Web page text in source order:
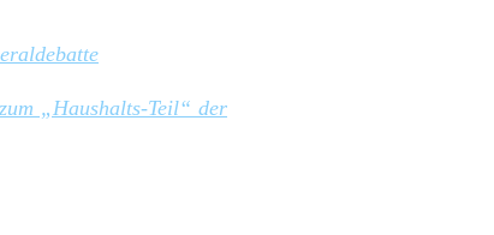
„Haushalts-Teil“ der